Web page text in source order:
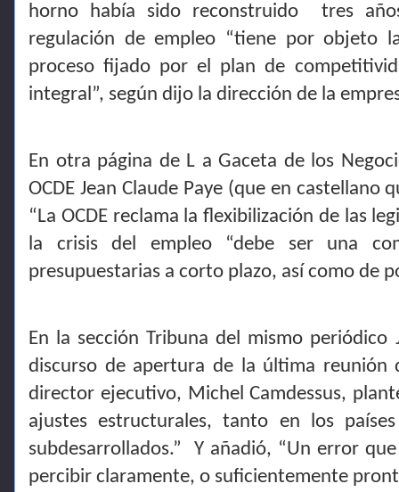
horno había sido reconstruido
tres
regulación de empleo “tiene por objeto
proceso fijado por el plan de
integral”, según dijo la dirección de la
En otra página de L a Gaceta de los
OCDE Jean Claude Paye (que en
“La OCDE reclama la flexibilización de las
la crisis del empleo “debe ser una
presupuestarias a corto plazo, así como de
En la sección Tribuna del mismo
discurso de apertura de la última reunión
director ejecutivo, Michel Camdessus,
ajustes estructurales, tanto en los
subdesarrollados.”
Y añadió, “Un error
percibir claramente, o suficientemente